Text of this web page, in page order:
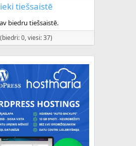
tiešsaistē
biedru tiešsaistē.
0, viesi: 37)